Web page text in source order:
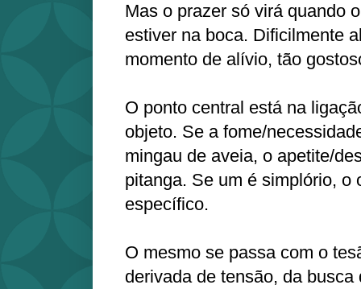
Mas o prazer só virá quando
estiver na boca. Dificilmente
momento de alívio, tão
O ponto central está na
objeto. Se a fome/
mingau de aveia, o apetite/
pitanga. Se um é simplório, o
específico.
O mesmo se passa com o
derivada de tensão, da